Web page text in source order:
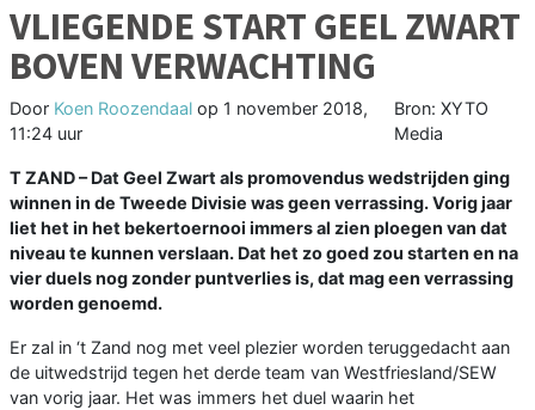
VLIEGENDE START GEEL ZWART
BOVEN VERWACHTING
Door Koen Roozendaal op 1 november 2018,
11:24 uur
Bron: XYTO
Media
T ZAND – Dat Geel Zwart als promovendus wedstrijden ging
winnen in de Tweede Divisie was geen verrassing. Vorig jaar
liet het in het bekertoernooi immers al zien ploegen van dat
niveau te kunnen verslaan. Dat het zo goed zou starten en na
vier duels nog zonder puntverlies is, dat mag een verrassing
worden genoemd.
Er zal in ‘t Zand nog met veel plezier worden teruggedacht aan
de uitwedstrijd tegen het derde team van Westfriesland/SEW
van vorig jaar. Het was immers het duel waarin het